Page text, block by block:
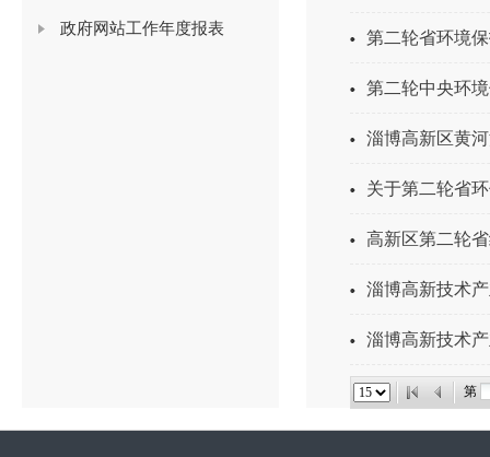
政府网站工作年度报表 第二轮省环境
第二轮中央环
淄博高新区黄
关于第二轮省
高新区第二轮
淄博高新技术
淄博高新技术
第